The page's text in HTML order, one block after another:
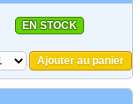
EN STOCK
Ajouter au panier